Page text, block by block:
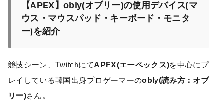
【APEX】obly(オブリー)の使用デバイス(マ
ウス・マウスパッド・キーボード・モニタ
ー)を紹介
競技シーン、TwitchにてAPEX(エーペックス)を中心にプ
レイしている韓国出身プロゲーマーのobly(読み方：オブ
リー)さん。